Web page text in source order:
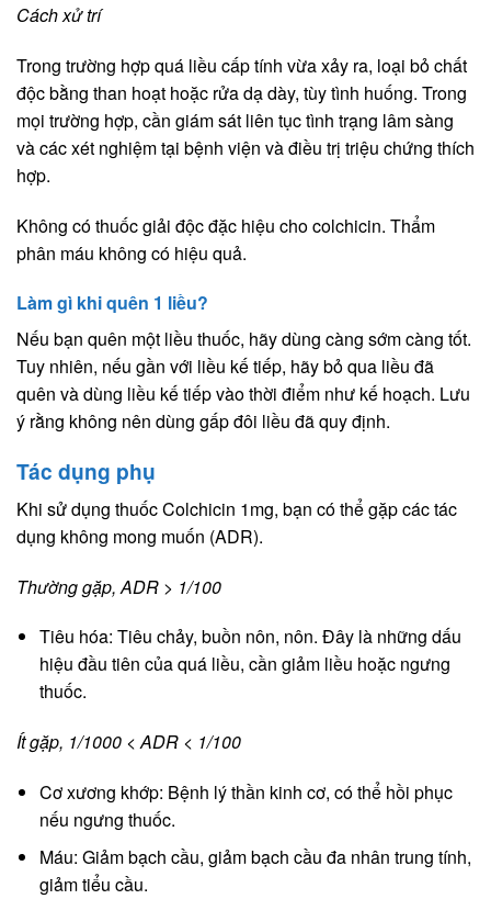
Cách xử trí
Trong trường hợp quá liều cấp tính vừa xảy ra, loại bỏ chất
độc bằng than hoạt hoặc rửa dạ dày, tùy tình huống. Trong
mọi trường hợp, cần giám sát liên tục tình trạng lâm sàng
và các xét nghiệm tại bệnh viện và điều trị triệu chứng thích
hợp.
Không có thuốc giải độc đặc hiệu cho colchicin. Thẩm
phân máu không có hiệu quả.
Làm gì khi quên 1 liều?
Nếu bạn quên một liều thuốc, hãy dùng càng sớm càng tốt.
Tuy nhiên, nếu gần với liều kế tiếp, hãy bỏ qua liều đã
quên và dùng liều kế tiếp vào thời điểm như kế hoạch. Lưu
ý rằng không nên dùng gấp đôi liều đã quy định.
Tác dụng phụ
Khi sử dụng thuốc Colchicin 1mg, bạn có thể gặp các tác
dụng không mong muốn (ADR).
Thường gặp, ADR > 1/100
Tiêu hóa: Tiêu chảy, buồn nôn, nôn. Đây là những dấu
hiệu đầu tiên của quá liều, cần giảm liều hoặc ngưng
thuốc.
Ít gặp, 1/1000 < ADR < 1/100
Cơ xương khớp: Bệnh lý thần kinh cơ, có thể hồi phục
nếu ngưng thuốc.
Máu: Giảm bạch cầu, giảm bạch cầu đa nhân trung tính,
giảm tiểu cầu.